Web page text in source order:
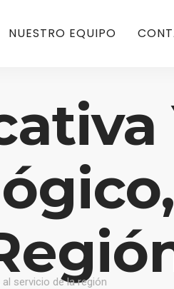
NUESTRO EQUIPO
servicio de la región